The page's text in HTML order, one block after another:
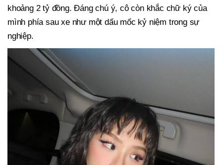
khoảng 2 tỷ đồng. Đáng chú ý, cô còn khắc chữ ký của
mình phía sau xe như một dấu mốc kỷ niệm trong sự
nghiệp.